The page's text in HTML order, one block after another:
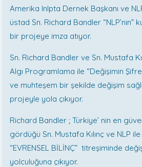
Amerika Inlpta Dernek Başkanı ve
üstad Sn. Richard Bandler “NLP’nin”
bir projeye imza atıyor.
Sn. Richard Bandler ve Sn. Mustafa
Algı Programlama ile “Değişimin
ve muhteşem bir şekilde değişim
projeyle yola çıkıyor.
Richard Bandler ; Türkiye’ nin en
gördüğü Sn. Mustafa Kılınç ve NLP ile
“EVRENSEL BİLİNÇ” titreşiminde
yolculuğuna çıkıyor.